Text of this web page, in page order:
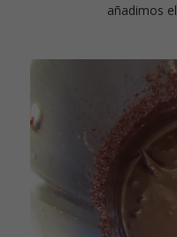
añadimos